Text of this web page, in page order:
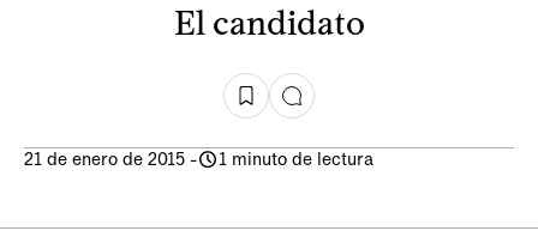
El candidato
21 de enero de 2015 - 1 minuto de lectura